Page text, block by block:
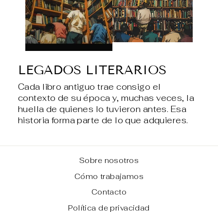
LEGADOS LITERARIOS
Cada libro antiguo trae consigo el
contexto de su época y, muchas veces, la
huella de quienes lo tuvieron antes. Esa
historia forma parte de lo que adquieres.
Sobre nosotros
Cómo trabajamos
Contacto
Política de privacidad